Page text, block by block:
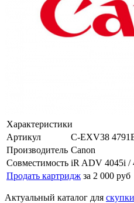
Характеристики
Артикул
C-EXV38
Производитель Canon
Совместимость iR ADV 4045i /
Продать картридж за 2 000 руб
Актуальный каталог для